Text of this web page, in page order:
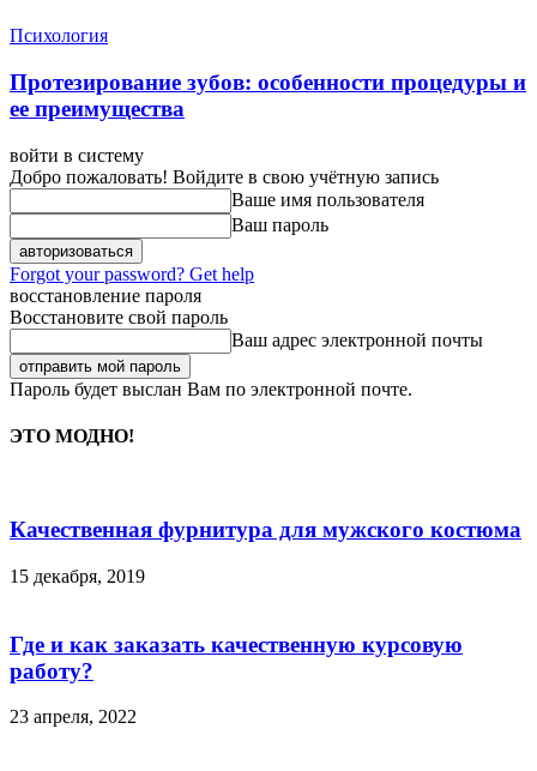
Психология
Протезирование зубов: особенности процедуры и
ее преимущества
войти в систему
Добро пожаловать! Войдите в свою учётную запись
Ваше имя пользователя
Ваш пароль
Forgot your password? Get help
восстановление пароля
Восстановите свой пароль
Ваш адрес электронной почты
Пароль будет выслан Вам по электронной почте.
ЭТО МОДНО!
Качественная фурнитура для мужского костюма
15 декабря, 2019
Где и как заказать качественную курсовую
работу?
23 апреля, 2022